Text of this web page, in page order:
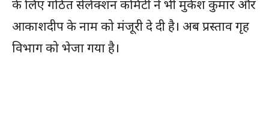
के लिए गठित सेलेक्शन कमिटी ने भी मुकेश कुमार और
आकाशदीप के नाम को मंजूरी दे दी है। अब प्रस्ताव गृह
विभाग को भेजा गया है।